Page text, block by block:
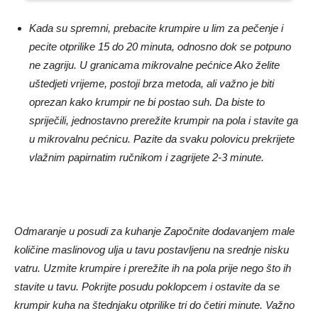
Kada su spremni, prebacite krumpire u lim za pečenje i
pecite otprilike 15 do 20 minuta, odnosno dok se potpuno
ne zagriju. U granicama mikrovalne pećnice Ako želite
uštedjeti vrijeme, postoji brza metoda, ali važno je biti
oprezan kako krumpir ne bi postao suh. Da biste to
spriječili, jednostavno prerežite krumpir na pola i stavite ga
u mikrovalnu pećnicu. Pazite da svaku polovicu prekrijete
vlažnim papirnatim ručnikom i zagrijete 2-3 minute.
Odmaranje u posudi za kuhanje Započnite dodavanjem male
količine maslinovog ulja u tavu postavljenu na srednje nisku
vatru. Uzmite krumpire i prerežite ih na pola prije nego što ih
stavite u tavu. Pokrijte posudu poklopcem i ostavite da se
krumpir kuha na štednjaku otprilike tri do četiri minute. Važno